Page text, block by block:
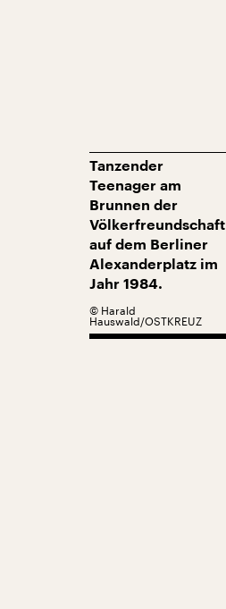
Tanzender
Teenager am
Brunnen der
Völkerfreundschaft
auf dem Berliner
Alexanderplatz im
Jahr 1984.
© Harald
Hauswald/OSTKREUZ